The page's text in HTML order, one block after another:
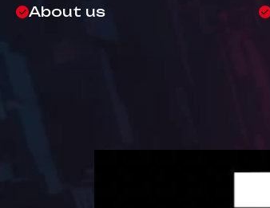
About us